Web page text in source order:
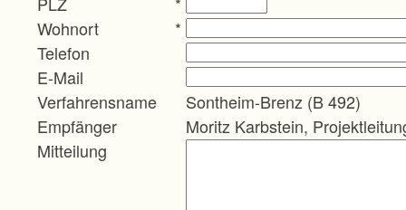
Wohnort
*
Telefon
E-Mail
Verfahrensname
Sontheim-Brenz (B 492)
Empfänger
Moritz Karbstein,
Mitteilung